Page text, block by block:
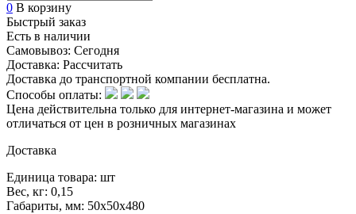
0 В корзину
Быстрый заказ
Есть в наличии
Самовывоз: Сегодня
Доставка: Рассчитать
Доставка до транспортной компании бесплатна.
Способы оплаты:
Цена действительна только для интернет-магазина и может
отличаться от цен в розничных магазинах
Доставка
Единица товара: шт
Вес, кг: 0,15
Габариты, мм: 50х50х480